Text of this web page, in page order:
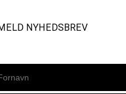
NYHEDSBREV